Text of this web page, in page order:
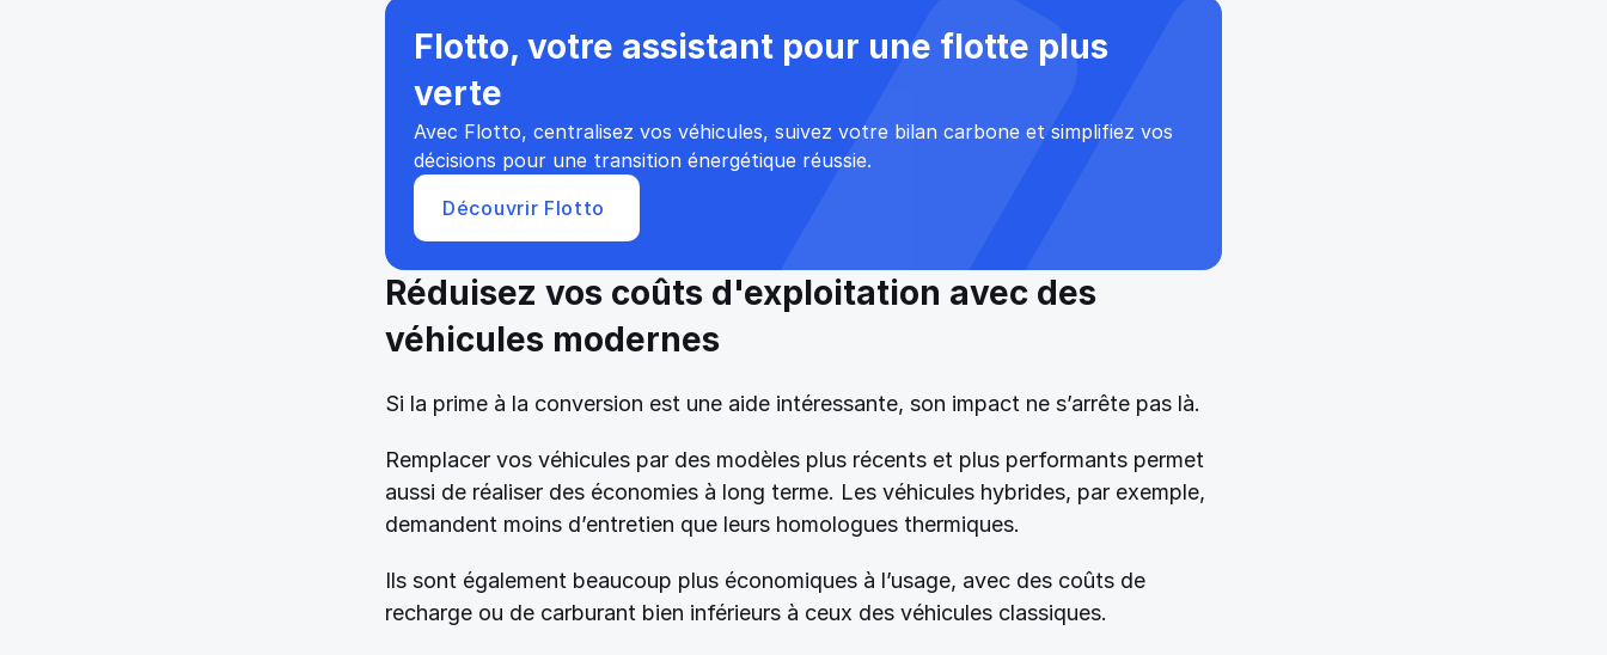
Flotto, votre assistant pour une flotte plus
verte
Avec Flotto, centralisez vos véhicules, suivez votre bilan carbone et simplifiez vos
décisions pour une transition énergétique réussie.
Découvrir Flotto
Réduisez vos coûts d'exploitation avec des
véhicules modernes
Si la prime à la conversion est une aide intéressante, son impact ne s’arrête pas là.
Remplacer vos véhicules par des modèles plus récents et plus performants permet
aussi de réaliser des économies à long terme. Les véhicules hybrides, par exemple,
demandent moins d’entretien que leurs homologues thermiques.
Ils sont également beaucoup plus économiques à l’usage, avec des coûts de
recharge ou de carburant bien inférieurs à ceux des véhicules classiques.